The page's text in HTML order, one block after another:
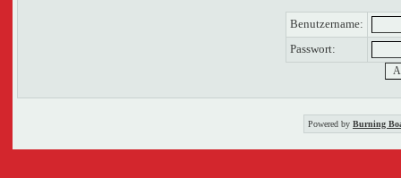
Benutzername:
Passwort:
Powered by Burning